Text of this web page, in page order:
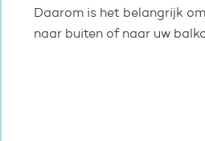
Daarom is het belangrijk
naar buiten of naar uw